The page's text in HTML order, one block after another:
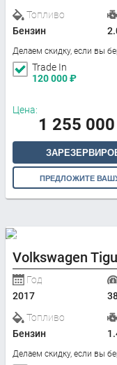
Топливо
Бензин
Делаем скидку, если вы
Trade In
120 000₽
Цена:
1 255 000
ПРЕДЛОЖИТЕ
Volkswagen
Год
2017
Топливо
Бензин
Делаем скидку, если вы